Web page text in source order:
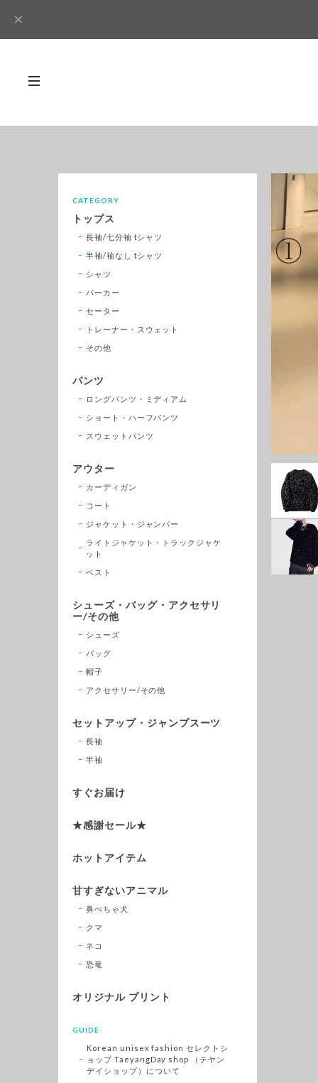
CATEGORY
トップス
長袖/七分袖 tシャツ
半袖/袖なし tシャツ
シャツ
パーカー
セーター
トレーナー・スウェット
その他
パンツ
ロングパンツ・ミディアム
ショート・ハーフパンツ
スウェットパンツ
アウター
カーディガン
コート
ジャケット・ジャンパー
ライトジャケット・トラックジャケ
ット
ベスト
シューズ・バッグ・アクセサリ
ー/その他
シューズ
バッグ
帽子
アクセサリー/その他
セットアップ・ジャンプスーツ
長袖
半袖
すぐお届け
★感謝セール★
ホットアイテム
甘すぎないアニマル
鼻ぺちゃ犬
クマ
ネコ
恐竜
オリジナル プリント
GUIDE
Korean unisex fashion セレクトシ
ョップ TaeyangDay shop （テヤン
デイショップ）について